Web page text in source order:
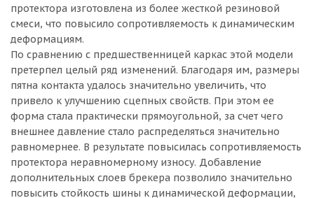
протектора изготовлена из более жесткой резиновой
смеси, что повысило сопротивляемость к динамическим
деформациям.
По сравнению с предшественницей каркас этой модели
претерпел целый ряд изменений. Благодаря им, размеры
пятна контакта удалось значительно увеличить, что
привело к улучшению сцепных свойств. При этом ее
форма стала практически прямоугольной, за счет чего
внешнее давление стало распределяться значительно
равномернее. В результате повысилась сопротивляемость
протектора неравномерному износу. Добавление
дополнительных слоев брекера позволило значительно
повысить стойкость шины к динамической деформации,